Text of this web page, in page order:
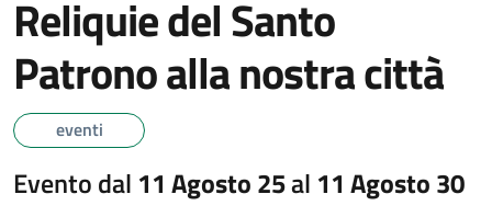
Reliquie del Santo
Patrono alla nostra città
eventi
Evento dal 11 Agosto 25al 11 Agosto 30